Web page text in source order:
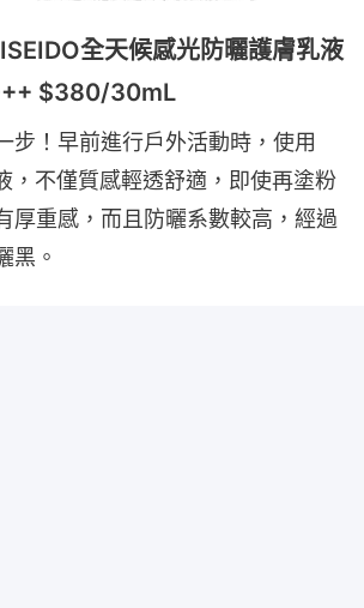
全天候感光防曬護膚乳液
$380/30mL
步！早前進行戶外活動時，使用
，不僅質感輕透舒適，即使再塗粉
厚重感，而且防曬系數較高，經過
黑。